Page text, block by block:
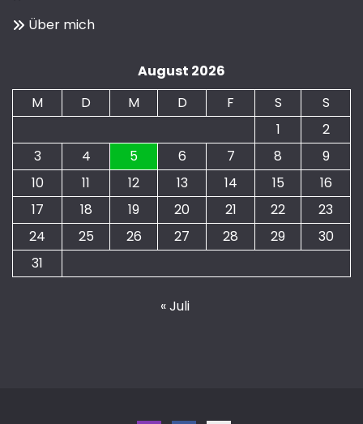
Über mich
August 2026
M
D M D F S
S
1
2
3
4 5 6 7 8
9
10
11 12 13 14 15
16
17
18 19 20 21 22
23
24
25 26 27 28 29
30
31
« Juli